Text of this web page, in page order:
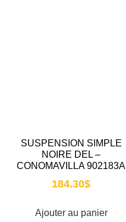
SUSPENSION SIMPLE
NOIRE DEL –
CONOMAVILLA 902183A
184.30$
Ajouter au panier